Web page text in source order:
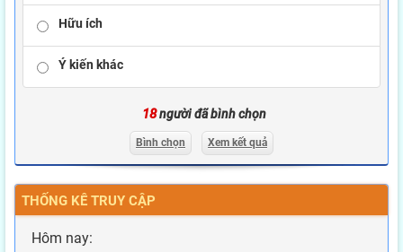
Hữu ích
Ý kiến khác
18người đã bình chọn
Bình chọn Xem kết quả
THỐNG KÊ TRUY CẬP
Hôm nay: